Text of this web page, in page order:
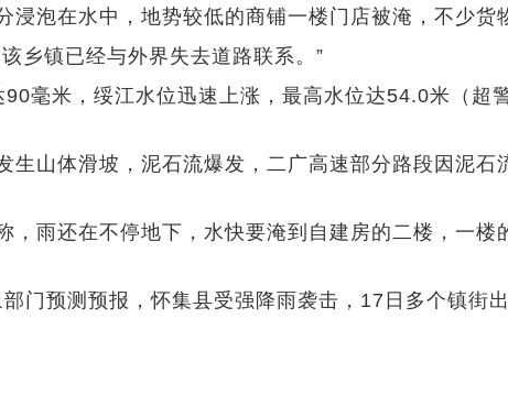
在水中，地势较低的商铺一楼门店被淹，不少货
镇已经与外界失去道路联系。”
米，绥江水位迅速上涨，最高水位达54.0米（超
山体滑坡，泥石流爆发，二广高速部分路段因泥石
雨还在不停地下，水快要淹到自建房的二楼，一楼
预测预报，怀集县受强降雨袭击，17日多个镇街出